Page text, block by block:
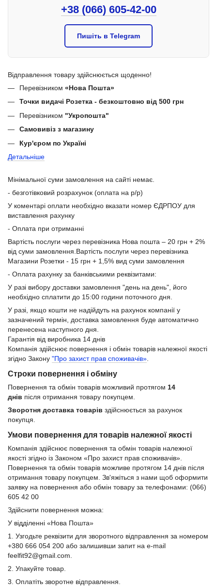
+38 (066) 605-42-00
Пишіть в Telegram
Відправлення товару здійснюється щоденно!
Перевізником «Нова Пошта»
Точки видачі Розетка - безкоштовно від 500 грн
Перевізником "Укропошта"
Самовивіз з магазину
Кур'єром по Україні
Детальніше
Мінімальної суми замовлення на сайті немає.
- безготівковий розрахунок (оплата на р/р)
У коментарі оплати необхідно вказати номер ЄДРПОУ для
виставлення рахунку
- Оплата при отриманні
Вартість послуги через перевізника Нова пошта – 20 грн + 2%
від суми замовлення.Вартість послуги через перевізника
Магазини Розетки - 15 грн + 1,5% вид суми замовлення
- Оплата рахунку за банківськими реквізитами:
У разі вибору доставки замовлення "день на день", його
необхідно сплатити до 15:00 години поточного дня.
У разі, якщо кошти не надійдуть на рахунок компанії у
зазначений термін, доставка замовлення буде автоматично
перенесена наступного дня.
Гарантія від виробника 14 днів
Компанія здійснює повернення і обмін товарів належної якості
згідно Закону "Про захист прав споживачів»
Строки повернення і обміну
Повернення та обмін товарів можливий протягом 14
днів після отримання товару покупцем.
Зворотня доставка товарів здійснюється за рахунок
покупця.
Умови повернення для товарів належної якості
Компанія здійснює повернення та обмін товарів належної
якості згідно із Законом «Про захист прав споживачів».
Повернення та обмін товарів можливе протягом 14 днів після
отримання товару покупцем. Зв'яжіться з нами щоб оформити
заявку на повернення або обмін товару за телефонами: (066)
605 42 00
Здійснити повернення можна:
У відділенні «Нова Пошта»
1. Узгодьте реквізити для зворотного відправлення за номером
+380 666 054 200 або залишивши запит на e-mail
feelfit92@gmail.com.
2. Упакуйте товар.
3. Оплатіть зворотне відправлення.